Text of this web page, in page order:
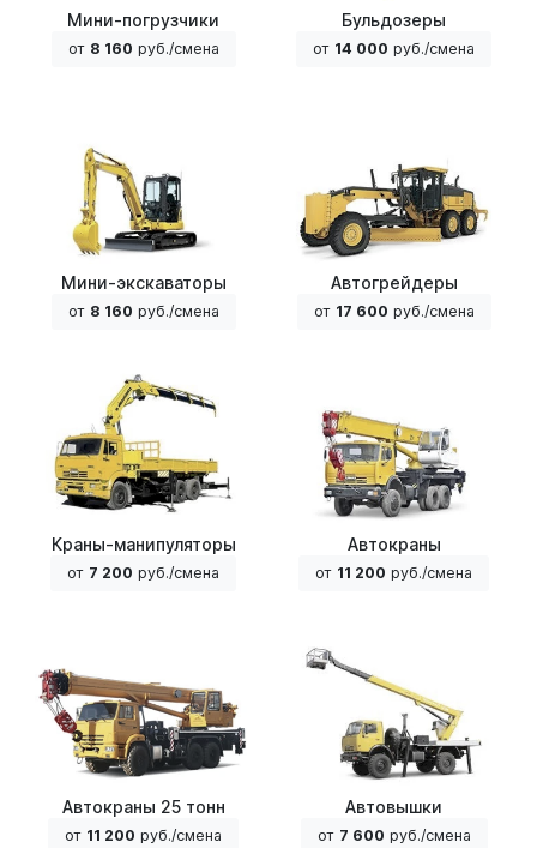
Мини-погрузчики
от 8 160 руб./смена
Бульдозеры
от 14 000 руб./смена
Мини-экскаваторы
от 8 160 руб./смена
Автогрейдеры
от 17 600 руб./смена
Краны-манипуляторы
от 7 200 руб./смена
Автокраны
от 11 200 руб./смена
Автокраны 25 тонн
от 11 200 руб./смена
Автовышки
от 7 600 руб./смена